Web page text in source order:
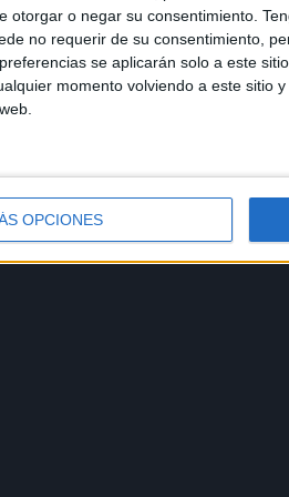
otorgar o negar su consentimiento.
no requerir de su consentimiento,
se aplicarán solo a este
momento volviendo a este sitio
OPCIONES
y que de alguna forma las
gesto más de los ceutíes que
ayudar para que el pueblo